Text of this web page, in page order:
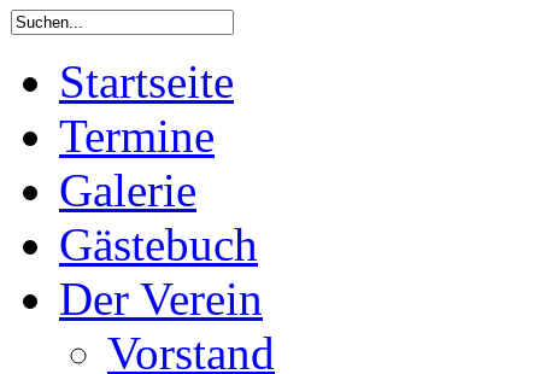
Startseite
Termine
Galerie
Gästebuch
Der Verein
Vorstand